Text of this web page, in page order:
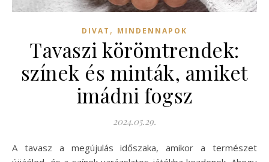
DIVAT , MINDENNAPOK
Tavaszi körömtrendek:
színek és minták, amiket
imádni fogsz
2024.05.29.
A tavasz a megújulás időszaka, amikor a természet